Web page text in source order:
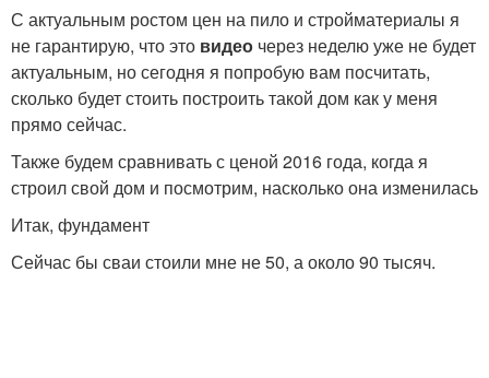
С актуальным ростом цен на пило и стройматериалы я
не гарантирую, что это видео через неделю уже не будет
актуальным, но сегодня я попробую вам посчитать,
сколько будет стоить построить такой дом как у меня
прямо сейчас.
Также будем сравнивать с ценой 2016 года, когда я
строил свой дом и посмотрим, насколько она изменилась
Итак, фундамент
Сейчас бы сваи стоили мне не 50, а около 90 тысяч.